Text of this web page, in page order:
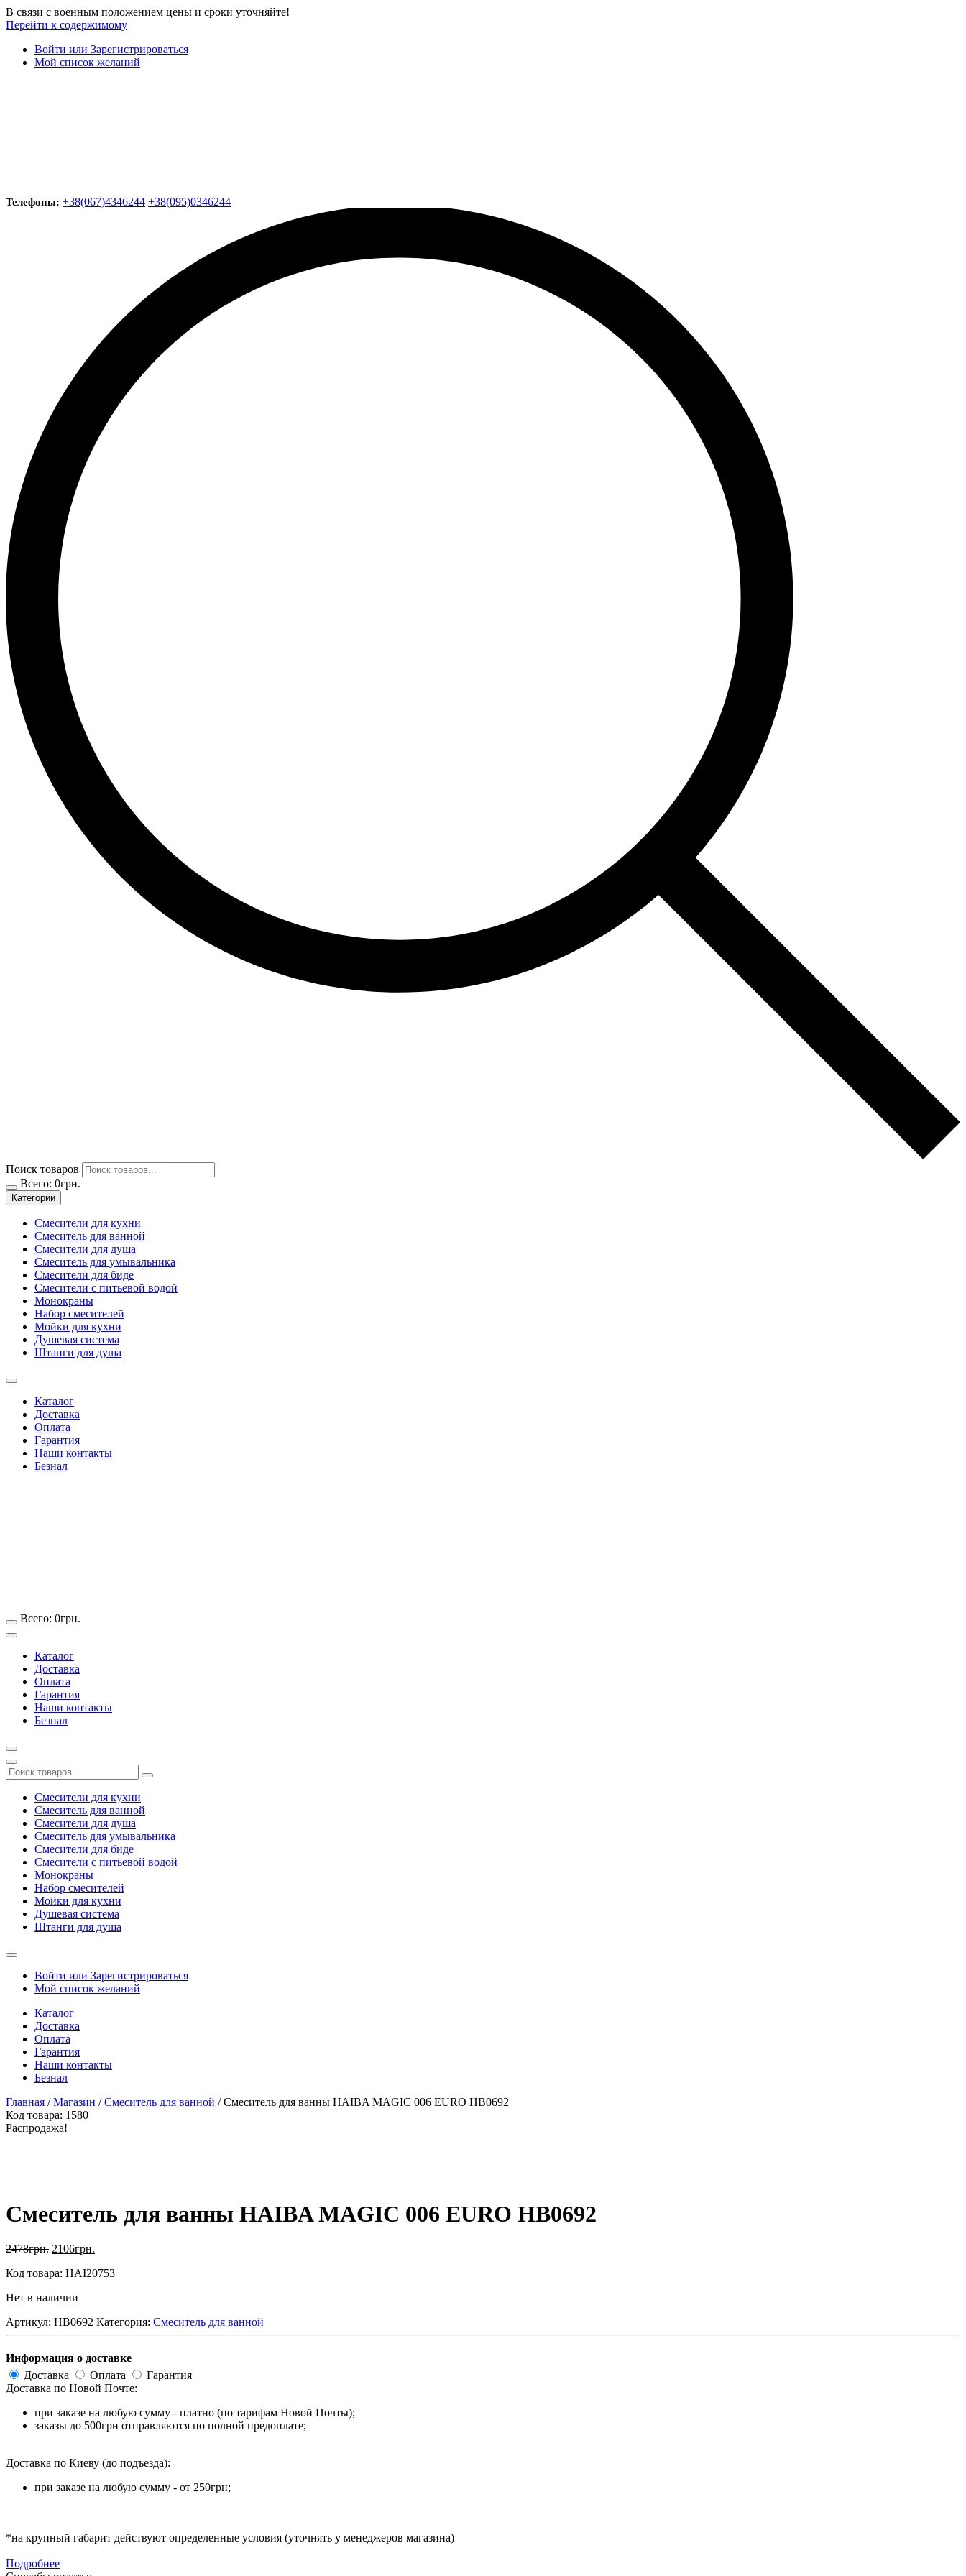
В связи с военным положением цены и сроки уточняйте!
Перейти к содержимому
Войти или Зарегистрироваться
Мой список желаний
Телефоны: +38(067)4346244 +38(095)0346244
Поиск товаров
Всего: 0грн.
Категории
Смесители для кухни
Смеситель для ванной
Смесители для душа
Смеситель для умывальника
Смесители для биде
Смесители с питьевой водой
Монокраны
Набор смесителей
Мойки для кухни
Душевая система
Штанги для душа
Каталог
Доставка
Оплата
Гарантия
Наши контакты
Безнал
Всего: 0грн.
Каталог
Доставка
Оплата
Гарантия
Наши контакты
Безнал
Смесители для кухни
Смеситель для ванной
Смесители для душа
Смеситель для умывальника
Смесители для биде
Смесители с питьевой водой
Монокраны
Набор смесителей
Мойки для кухни
Душевая система
Штанги для душа
Войти или Зарегистрироваться
Мой список желаний
Каталог
Доставка
Оплата
Гарантия
Наши контакты
Безнал
Главная /Магазин /Смеситель для ванной / Смеситель для ванны HAIBA MAGIC 006 EURO HB0692
Код товара: 1580
Распродажа!
Смеситель для ванны HAIBA MAGIC 006 EURO HB0692
2478грн. 2106грн.
Код товара: HAI20753
Нет в наличии
Артикул: HB0692 Категория: Смеситель для ванной
Информация о доставке
Доставка
Оплата
Гарантия
Доставка по Новой Почте:
при заказе на любую сумму - платно (по тарифам Новой Почты);
заказы до 500грн отправляются по полной предоплате;
Доставка по Киеву (до подъезда):
при заказе на любую сумму - от 250грн;
*на крупный габарит действуют определенные условия (уточнять у менеджеров магазина)
Подробнее